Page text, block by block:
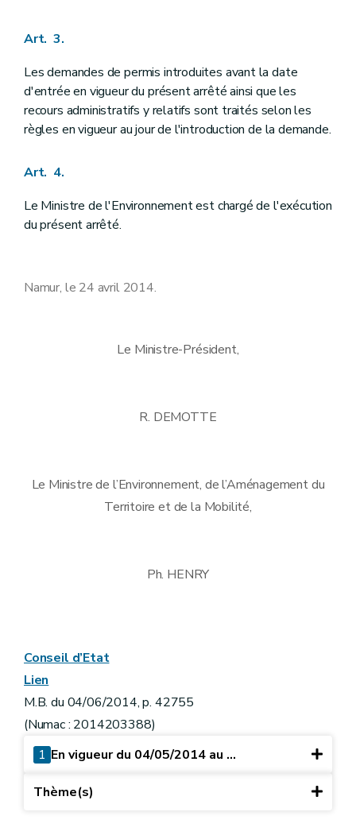
Art. 3.
Les demandes de permis introduites avant la date
d'entrée en vigueur du présent arrêté ainsi que les
recours administratifs y relatifs sont traités selon les
règles en vigueur au jour de l'introduction de la demande.
Art. 4.
Le Ministre de l'Environnement est chargé de l'exécution
du présent arrêté.
Namur, le 24 avril 2014.
Le Ministre-Président,
R. DEMOTTE
Le Ministre de l’Environnement, de l’Aménagement du
Territoire et de la Mobilité,
Ph. HENRY
Conseil d’Etat
Lien
M.B. du 04/06/2014, p. 42755
(Numac : 2014203388)
1 En vigueur du 04/05/2014 au ...
Thème(s)